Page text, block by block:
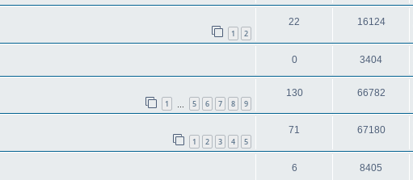
1 2
22 16124
0 3404
1 5 6 7 8 9
130 66782
1 2 3 4 5
71 67180
6 8405